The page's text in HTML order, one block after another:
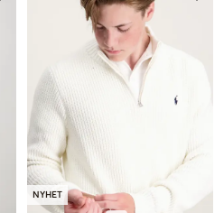
NYHET